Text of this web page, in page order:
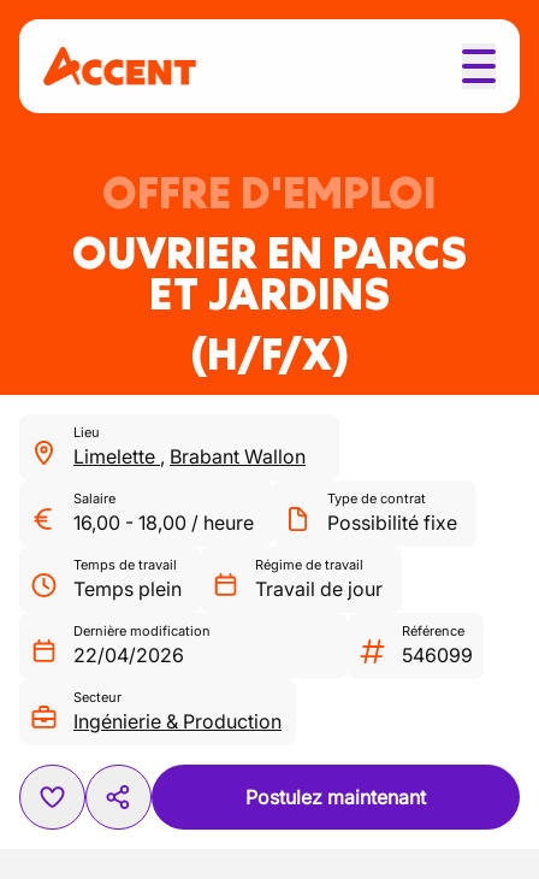
OFFRE D'EMPLOI
OUVRIER EN PARCS
ET JARDINS
(H/F/X)
Lieu
Limelette , Brabant Wallon
Salaire
16,00 - 18,00 / heure
Type de contrat
Possibilité fixe
Temps de travail
Temps plein
Régime de travail
Travail de jour
Dernière modification
22/04/2026
Référence
546099
Secteur
Ingénierie & Production
Postulez maintenant